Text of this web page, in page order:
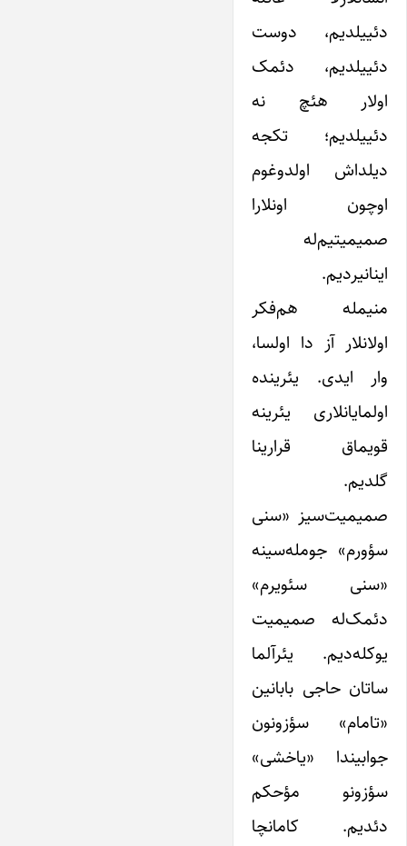
دئییلدیم، دوست
دئییلدیم، دئمک
اولار هئچ نه
دئییلدیم؛ تکجه
دیلداش اولدوغوم
اوچون اونلارا
صمیمیتیم‌له
اینانیردیم.
منیمله هم‌فکر
اولانلار آز دا اولسا،
وار ایدی. یئرینده
اولمایانلاری یئرینه
قویماق قرارینا
گلدیم.
صمیمیت‌سیز «سنی
سؤورم» جومله‌سینه
«سنی سئویرم»
دئمک‌له صمیمیت
یوکله‌دیم. یئرآلما
ساتان حاجی بابانین
«تامام» سؤزونون
جوابیندا «یاخشی»
سؤزونو مؤحکم
دئدیم. کامانچا